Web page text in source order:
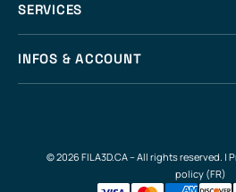
SERVICES
INFOS & ACCOUNT
© 2026 FILA3D.CA – All rights reserved. |
policy (FR)